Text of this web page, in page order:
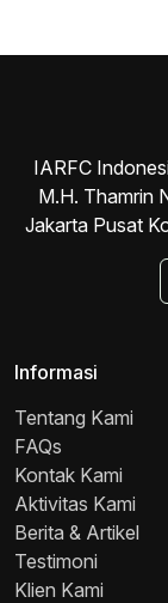
IARFC
M.H. Thamrin
Jakarta Pusat
Informasi
Tentang Kami
FAQs
Kontak Kami
Aktivitas Kami
Berita & Artikel
Testimoni
Klien Kami